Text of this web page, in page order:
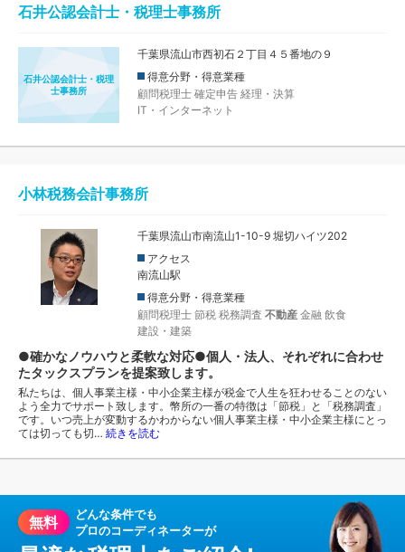
石井公認会計士・税理士事務所
石井公認会計士・税理
士事務所
千葉県流山市西初石２丁目４５番地の９
得意分野・得意業種
顧問税理士 確定申告 経理・決算
IT・インターネット
小林税務会計事務所
千葉県流山市南流山1-10-9 堀切ハイツ202
アクセス
南流山駅
得意分野・得意業種
顧問税理士 節税 税務調査 不動産 金融 飲食
建設・建築
●確かなノウハウと柔軟な対応●個人・法人、それぞれに合わせ
たタックスプランを提案致します。
私たちは、個人事業主様・中小企業主様が税金で人生を狂わせることのない
よう全力でサポート致します。幣所の一番の特徴は「節税」と「税務調査」
です。いつ売上が変動するかわからない個人事業主様・中小企業主様にとっ
ては切っても切… 続きを読む
無料
どんな条件でも
プロのコーディネーターが